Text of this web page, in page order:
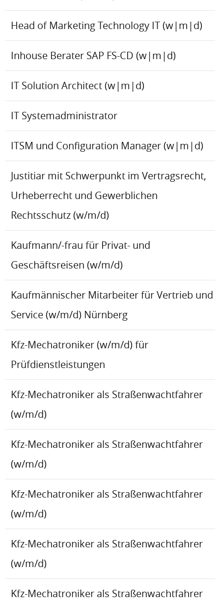
Head of Marketing Technology IT (w|m|d)
Inhouse Berater SAP FS-CD (w|m|d)
IT Solution Architect (w|m|d)
IT Systemadministrator
ITSM und Configuration Manager (w|m|d)
Justitiar mit Schwerpunkt im Vertragsrecht,
Urheberrecht und Gewerblichen
Rechtsschutz (w/m/d)
Kaufmann/-frau für Privat- und
Geschäftsreisen (w/m/d)
Kaufmännischer Mitarbeiter für Vertrieb und
Service (w/m/d) Nürnberg
Kfz-Mechatroniker (w/m/d) für
Prüfdienstleistungen
Kfz-Mechatroniker als Straßenwachtfahrer
(w/m/d)
Kfz-Mechatroniker als Straßenwachtfahrer
(w/m/d)
Kfz-Mechatroniker als Straßenwachtfahrer
(w/m/d)
Kfz-Mechatroniker als Straßenwachtfahrer
(w/m/d)
Kfz-Mechatroniker als Straßenwachtfahrer